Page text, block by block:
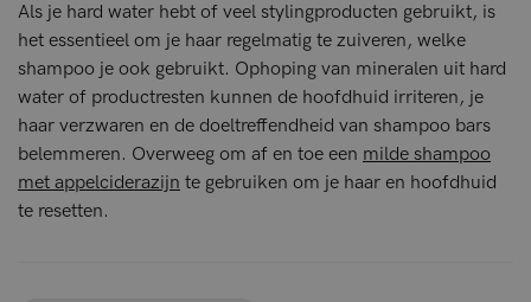
Als je hard water hebt of veel stylingproducten gebruikt, is
het essentieel om je haar regelmatig te zuiveren, welke
shampoo je ook gebruikt. Ophoping van mineralen uit hard
water of productresten kunnen de hoofdhuid irriteren, je
haar verzwaren en de doeltreffendheid van shampoo bars
belemmeren. Overweeg om af en toe een milde shampoo
met appelciderazijn te gebruiken om je haar en hoofdhuid
te resetten.